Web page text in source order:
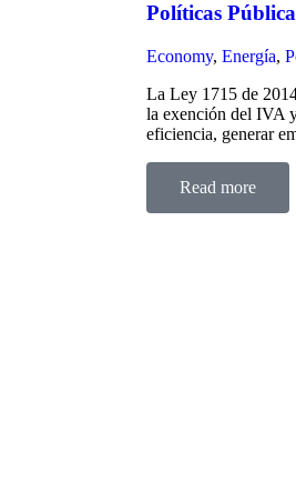
Políticas
Economy, Energía,
La Ley 1715 de
la exención del IVA
eficiencia, generar
Read more